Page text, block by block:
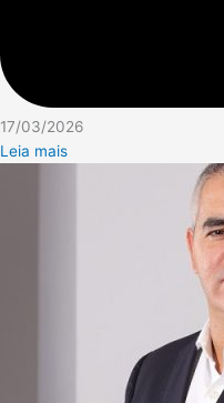
17/03/2026
Leia mais